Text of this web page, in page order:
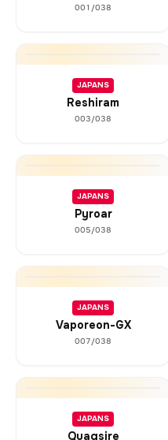
001/038
JAPANS
Reshiram
003/038
JAPANS
Pyroar
005/038
JAPANS
Vaporeon-GX
007/038
JAPANS
Quagsire